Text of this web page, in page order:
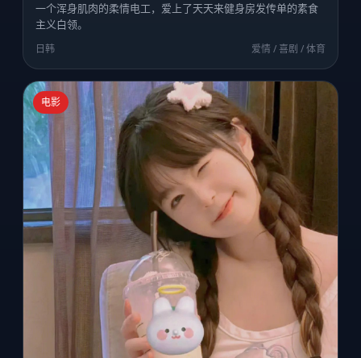
一个浑身肌肉的柔情电工，爱上了天天来健身房发传单的素食
主义白领。
日韩 爱情 / 喜剧 / 体育
电影